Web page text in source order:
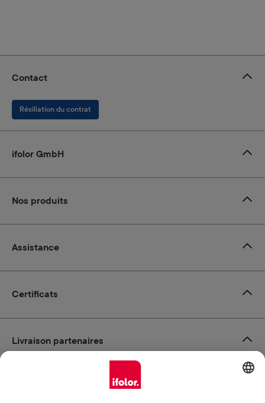
Certificats
Contact
Résiliation du contrat
ifolor GmbH
Nos produits
Assistance
Livraison partenaires